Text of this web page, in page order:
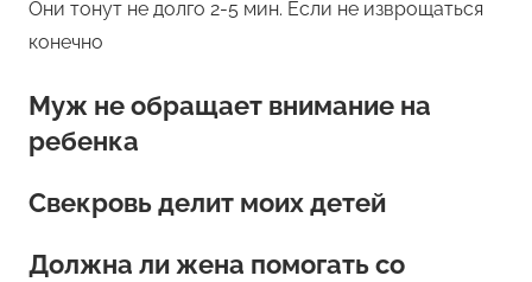
Они тонут не долго 2-5 мин. Если не изврощаться
конечно
Муж не обращает внимание на
ребенка
Свекровь делит моих детей
Должна ли жена помогать со